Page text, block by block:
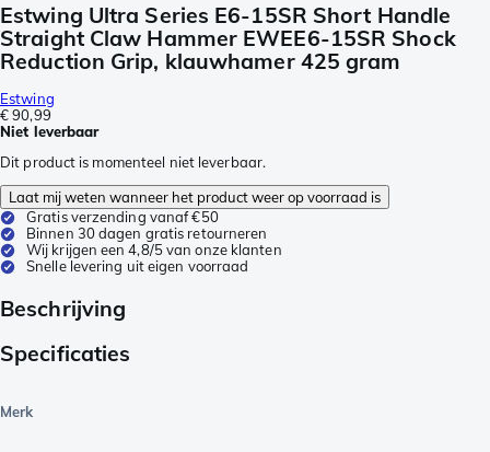
Estwing Ultra Series E6-15SR Short Handle
Straight Claw Hammer EWEE6-15SR Shock
Reduction Grip, klauwhamer 425 gram
Estwing
€ 90,99
Niet leverbaar
Dit product is momenteel niet leverbaar.
Laat mij weten wanneer het product weer op voorraad is
Gratis verzending vanaf €50
Binnen 30 dagen gratis retourneren
Wij krijgen een 4,8/5 van onze klanten
Snelle levering uit eigen voorraad
Beschrijving
Specificaties
Merk